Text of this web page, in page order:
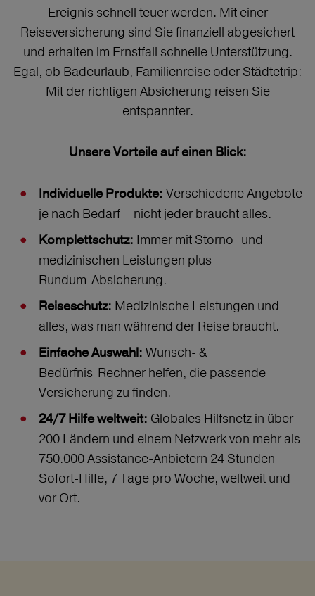
Ereignis schnell teuer werden. Mit einer
Reiseversicherung sind Sie finanziell abgesichert
und erhalten im Ernstfall schnelle Unterstützung.
Egal, ob Badeurlaub, Familienreise oder Städtetrip:
Mit der richtigen Absicherung reisen Sie
entspannter.
Unsere Vorteile auf einen Blick:
Individuelle Produkte: Verschiedene Angebote
je nach Bedarf – nicht jeder braucht alles.
Komplettschutz: Immer mit Storno‑ und
medizinischen Leistungen plus
Rundum‑Absicherung.
Reiseschutz: Medizinische Leistungen und
alles, was man während der Reise braucht.
Einfache Auswahl: Wunsch‑ &
Bedürfnis‑Rechner helfen, die passende
Versicherung zu finden.
24/7 Hilfe weltweit: Globales Hilfsnetz in über
200 Ländern und einem Netzwerk von mehr als
750.000 Assistance-Anbietern 24 Stunden
Sofort-Hilfe, 7 Tage pro Woche, weltweit und
vor Ort.